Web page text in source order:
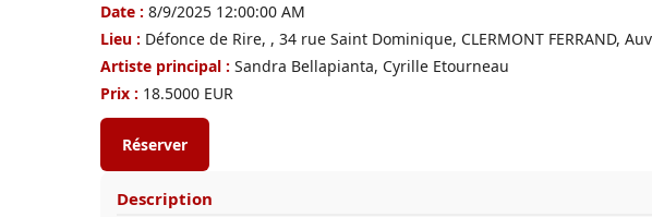
Date : 8/9/2025 12:00:00 AM
Lieu : Défonce de Rire, , 34 rue Saint Dominique, CLERMONT FERRAND,
Artiste principal : Sandra Bellapianta, Cyrille Etourneau
Prix : 18.5000 EUR
Réserver
Description